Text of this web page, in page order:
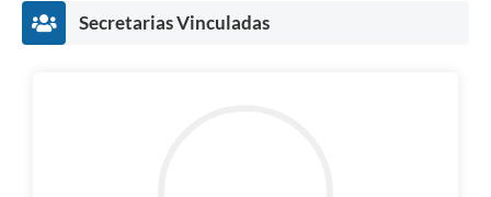
Secretarias Vinculadas